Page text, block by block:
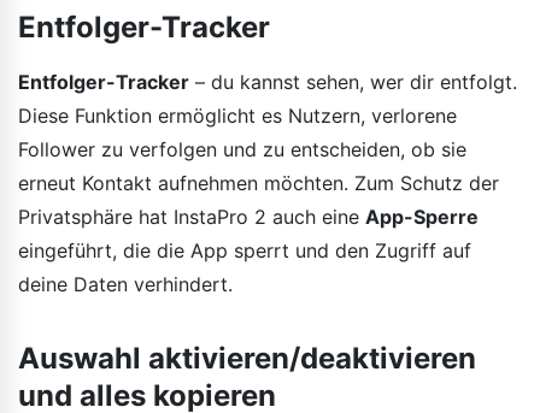
Entfolger-Tracker
Entfolger-Tracker – du kannst sehen, wer dir entfolgt.
Diese Funktion ermöglicht es Nutzern, verlorene
Follower zu verfolgen und zu entscheiden, ob sie
erneut Kontakt aufnehmen möchten. Zum Schutz der
Privatsphäre hat InstaPro 2 auch eine App-Sperre
eingeführt, die die App sperrt und den Zugriff auf
deine Daten verhindert.
Auswahl aktivieren/deaktivieren
und alles kopieren